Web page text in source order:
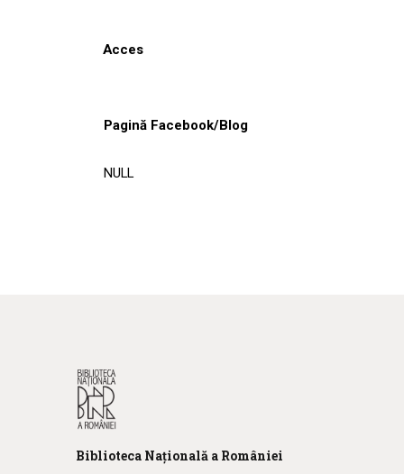
Acces
Pagină Facebook/Blog
NULL
Biblioteca Națională a României